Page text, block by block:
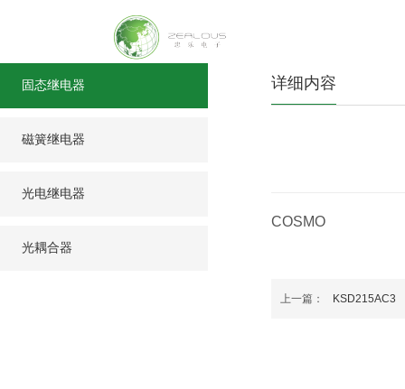
固态继电器
磁簧继电器
光电继电器
光耦合器
详细内容
COSMO
上一篇： KSD215AC3